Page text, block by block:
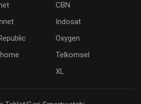
CBN
Indosat
Oxygen
Telkomsel
XL